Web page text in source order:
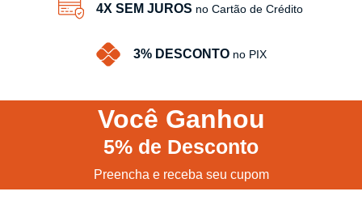
4X SEM JUROS no Cartão de Crédito
3% DESCONTO no PIX
Você Ganhou
5% de Desconto
Preencha e receba seu cupom